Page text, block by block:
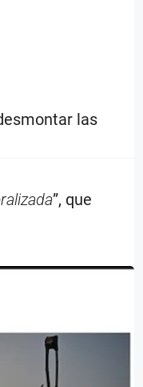
las
”, que